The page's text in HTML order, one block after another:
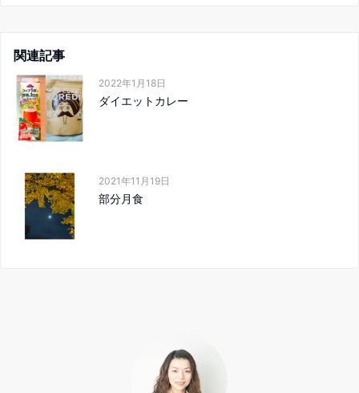
関連記事
2022年1月18日
ダイエットカレー
2021年11月19日
部分月食